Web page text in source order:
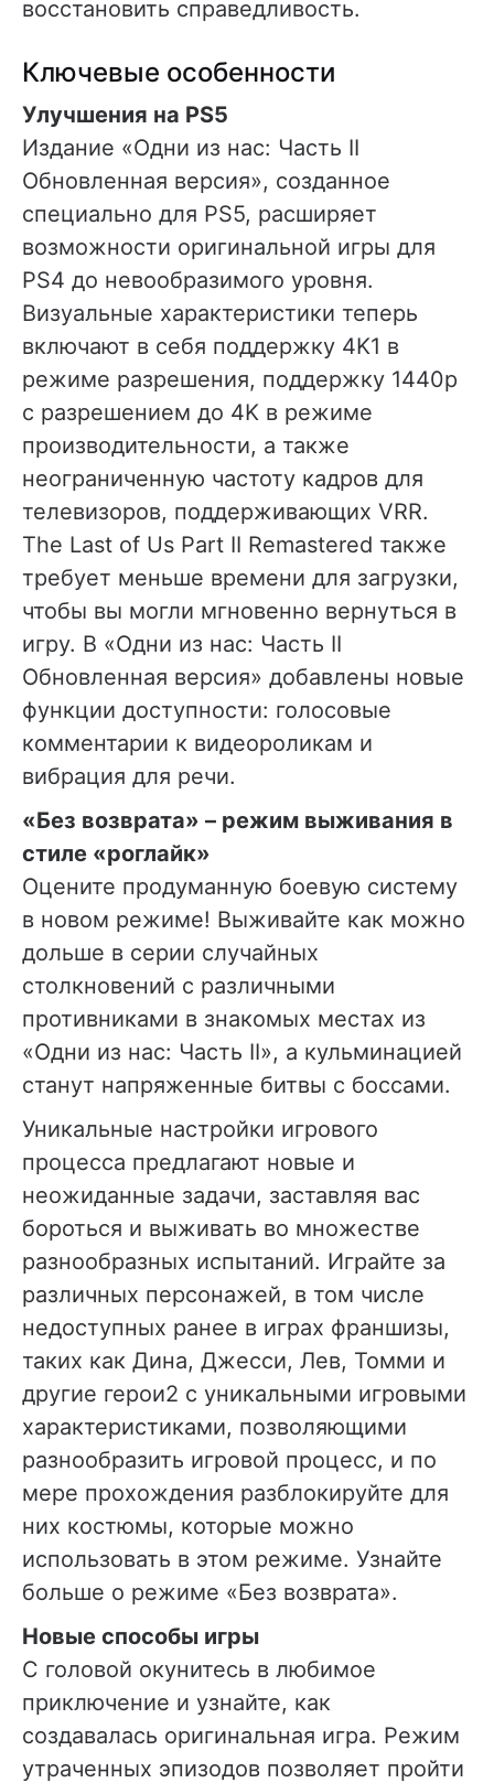
восстановить справедливость.
Ключевые особенности
Улучшения на PS5
Издание «Одни из нас: Часть II
Обновленная версия», созданное
специально для PS5, расширяет
возможности оригинальной игры для
PS4 до невообразимого уровня.
Визуальные характеристики теперь
включают в себя поддержку 4K1 в
режиме разрешения, поддержку 1440p
с разрешением до 4K в режиме
производительности, а также
неограниченную частоту кадров для
телевизоров, поддерживающих VRR.
The Last of Us Part II Remastered также
требует меньше времени для загрузки,
чтобы вы могли мгновенно вернуться в
игру. В «Одни из нас: Часть II
Обновленная версия» добавлены новые
функции доступности: голосовые
комментарии к видеороликам и
вибрация для речи.
«Без возврата» – режим выживания в
стиле «роглайк»
Оцените продуманную боевую систему
в новом режиме! Выживайте как можно
дольше в серии случайных
столкновений с различными
противниками в знакомых местах из
«Одни из нас: Часть II», а кульминацией
станут напряженные битвы с боссами.
Уникальные настройки игрового
процесса предлагают новые и
неожиданные задачи, заставляя вас
бороться и выживать во множестве
разнообразных испытаний. Играйте за
различных персонажей, в том числе
недоступных ранее в играх франшизы,
таких как Дина, Джесси, Лев, Томми и
другие герои2 с уникальными игровыми
характеристиками, позволяющими
разнообразить игровой процесс, и по
мере прохождения разблокируйте для
них костюмы, которые можно
использовать в этом режиме. Узнайте
больше о режиме «Без возврата».
Новые способы игры
С головой окунитесь в любимое
приключение и узнайте, как
создавалась оригинальная игра. Режим
утраченных эпизодов позволяет пройти